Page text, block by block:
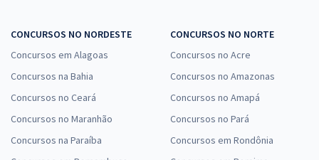
CONCURSOS NO NORDESTE
Concursos em Alagoas
Concursos na Bahia
Concursos no Ceará
Concursos no Maranhão
Concursos na Paraíba
CONCURSOS NO NORTE
Concursos no Acre
Concursos no Amazonas
Concursos no Amapá
Concursos no Pará
Concursos em Rondônia